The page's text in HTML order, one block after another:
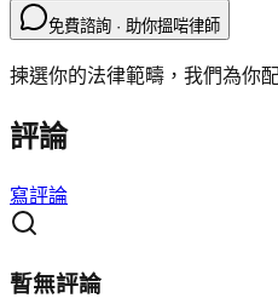
免費諮詢 · 助你搵啱律師
揀選你的法律範疇，我們為你
評論
寫評論
暫無評論